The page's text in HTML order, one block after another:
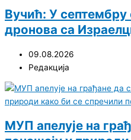
Вучић: У
дронова са
09.08.2026
Редакција
МУП апелује на